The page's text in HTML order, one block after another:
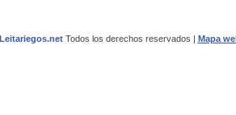
Leitariegos.netTodos los derechos reservados | Mapa